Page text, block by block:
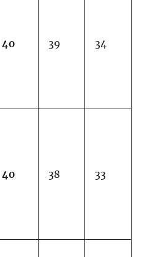
40 39 34
40 38 33